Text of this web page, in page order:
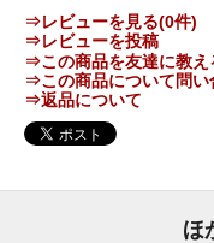
⇒レビューを見る(0件)
⇒レビューを投稿
⇒この商品を友達に教え
⇒この商品について問い
⇒返品について
ほ